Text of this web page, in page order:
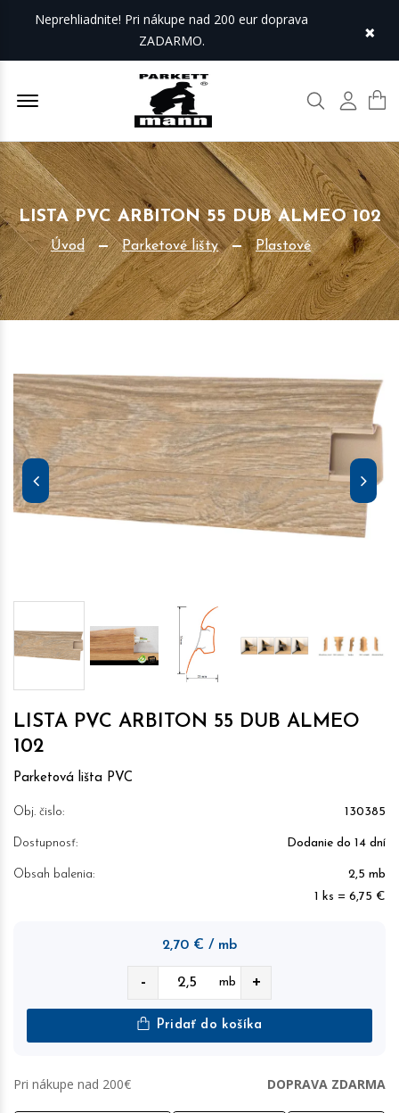
Neprehliadnite! Pri nákupe nad 200 eur doprava
ZADARMO.
×
Offcanvas Menu Open Hľadať Môj
LISTA PVC ARBITON 55 DUB ALMEO 102
Úvod Parketové lišty Plastové
LISTA PVC ARBITON 55 DUB ALMEO
102
Parketová lišta PVC
Obj. čislo: 130385
Dostupnosť: Dodanie do 14 dní
Obsah balenia:
2,5 mb
1 ks = 6,75 €
2,70 € / mb
- mb +
Pridať do košíka
Pri nákupe nad 200€ DOPRAVA ZDARMA